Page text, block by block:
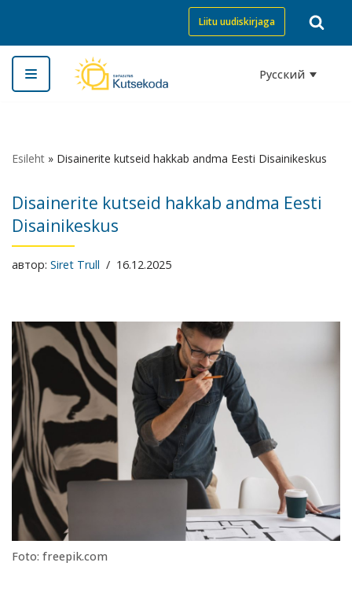
Перейти
к
содержимому
Liitu uudiskirjaga
Русский
Esileht » Disainerite kutseid hakkab andma Eesti Disainikeskus
Disainerite kutseid hakkab andma Eesti
Disainikeskus
автор: Siret Trull 16.12.2025
Foto: freepik.com